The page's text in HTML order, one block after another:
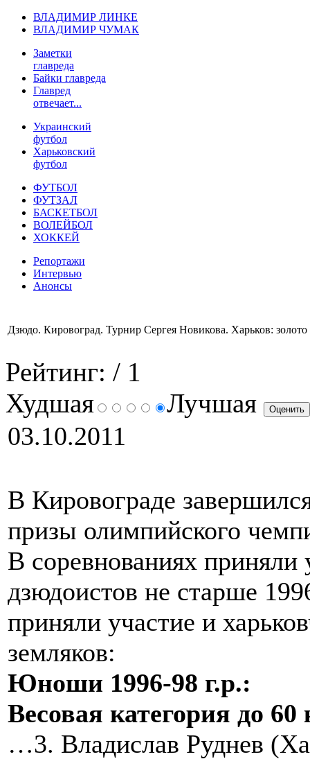
ВЛАДИМИР ЛИНКЕ
ВЛАДИМИР ЧУМАК
Заметки
главреда
Байки главреда
Главред
отвечает...
Украинский
футбол
Харьковский
футбол
ФУТБОЛ
ФУТЗАЛ
БАСКЕТБОЛ
ВОЛЕЙБОЛ
ХОККЕЙ
Репортажи
Интервью
Анонсы
Дзюдо. Кировоград. Турнир Сергея Новикова. Харьков:
Рейтинг: / 1
Худшая
Лучшая
03.10.2011
В Кировограде
призы олимпийского
В соревнованиях приняли
дзюдоистов не старше
приняли участие и
земляков:
Юноши 1996-98 г.р.:
Весовая категория до
…3. Владислав Руднев